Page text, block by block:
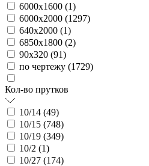
6000х1600 (1)
6000х2000 (1297)
640х2000 (1)
6850х1800 (2)
90х320 (91)
по чертежу (1729)
Кол-во прутков
10/14 (49)
10/15 (748)
10/19 (349)
10/2 (1)
10/27 (174)